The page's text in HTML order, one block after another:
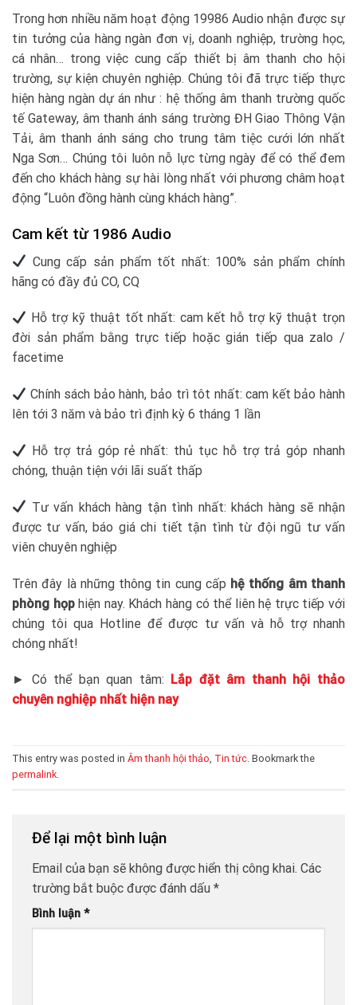
Trong hơn nhiều năm hoạt động 19986 Audio nhận được sự
tin tưởng của hàng ngàn đơn vị, doanh nghiệp, trường học,
cá nhân… trong việc cung cấp thiết bị âm thanh cho hội
trường, sự kiện chuyên nghiệp. Chúng tôi đã trực tiếp thực
hiện hàng ngàn dự án như : hệ thống âm thanh trường quốc
tế Gateway, âm thanh ánh sáng trường ĐH Giao Thông Vận
Tải, âm thanh ánh sáng cho trung tâm tiệc cưới lớn nhất
Nga Sơn… Chúng tôi luôn nỗ lực từng ngày để có thể đem
đến cho khách hàng sự hài lòng nhất với phương châm hoạt
động “Luôn đồng hành cùng khách hàng”.
Cam kết từ 1986 Audio
Cung cấp sản phẩm tốt nhất: 100% sản phẩm chính
hãng có đầy đủ CO, CQ
Hỗ trợ kỹ thuật tốt nhất: cam kết hỗ trợ kỹ thuật trọn
đời sản phẩm bằng trực tiếp hoặc gián tiếp qua zalo /
facetime
Chính sách bảo hành, bảo trì tôt nhất: cam kết bảo hành
lên tới 3 năm và bảo trì định kỳ 6 tháng 1 lần
Hỗ trợ trả góp rẻ nhất: thủ tục hỗ trợ trả góp nhanh
chóng, thuận tiện với lãi suất thấp
Tư vấn khách hàng tận tình nhất: khách hàng sẽ nhận
được tư vấn, báo giá chi tiết tận tình từ đội ngũ tư vấn
viên chuyên nghiệp
Trên đây là những thông tin cung cấp hệ thống âm thanh
phòng họphiện nay. Khách hàng có thể liên hệ trực tiếp với
chúng tôi qua Hotline để được tư vấn và hỗ trợ nhanh
chóng nhất!
► Có thể bạn quan tâm:
Lắp đặt âm thanh hội thảo
chuyên nghiệp nhất hiện nay
This entry was posted in Âm thanh hội thảo, Tin tức. Bookmark the
permalink.
Để lại một bình luận
Email của bạn sẽ không được hiển thị công khai. Các
trường bắt buộc được đánh dấu *
Bình luận *